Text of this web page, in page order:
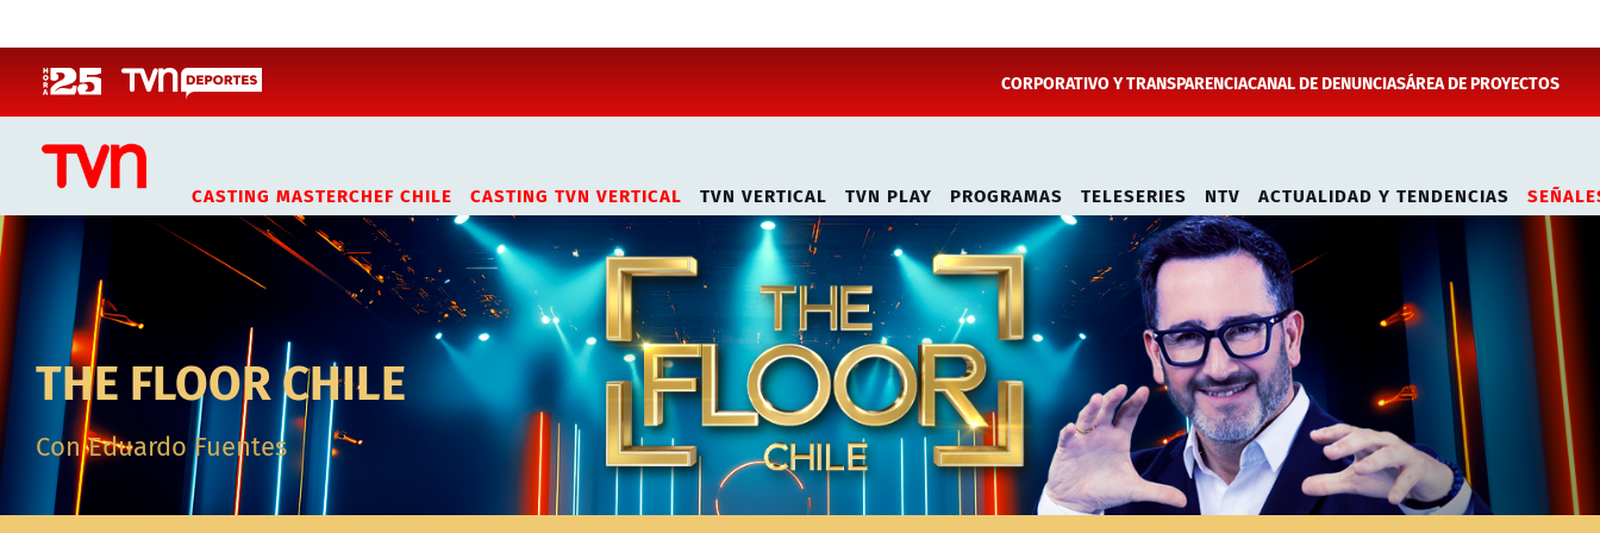
CORPORATIVO Y TRANSPARENCIACANAL DE DENUNCIASÁREA DE PROYECTOS
CASTING MASTERCHEF CHILE CASTING TVN VERTICAL TVN VERTICAL TVN PLAY PROGRAMAS TELESERIES NTV ACTUALIDAD Y TENDENCIAS
THE FLOOR CHILE
Con Eduardo Fuentes